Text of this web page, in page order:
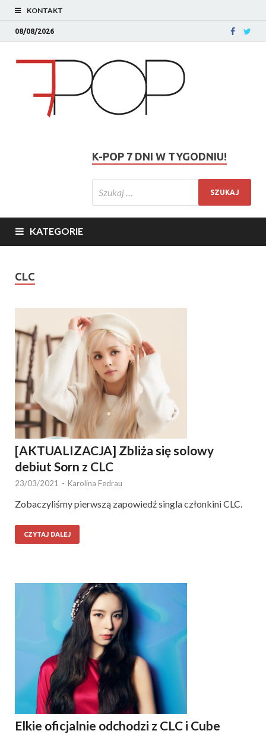
KONTAKT
08/08/2026
K-POP 7 DNI W TYGODNIU!
KATEGORIE
CLC
[AKTUALIZACJA] Zbliża się solowy
debiut Sorn z CLC
23/03/2021 - Karolina Fedrau
Zobaczyliśmy pierwszą zapowiedź singla członkini CLC.
CZYTAJ DALEJ
Elkie oficjalnie odchodzi z CLC i Cube